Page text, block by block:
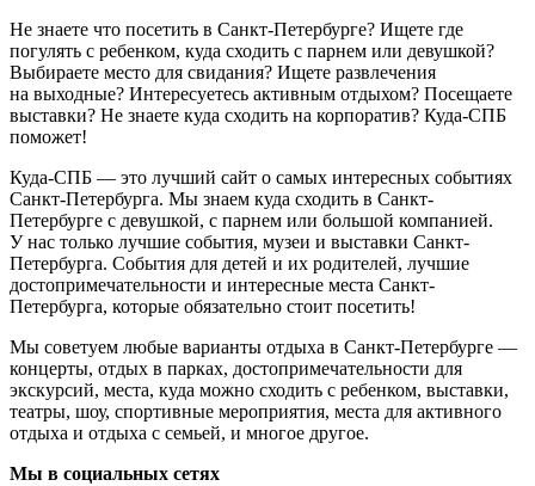
Не знаете что посетить в Санкт-Петербурге? Ищете где
погулять с ребенком, куда сходить с парнем или девушкой?
Выбираете место для свидания? Ищете развлечения
на выходные? Интересуетесь активным отдыхом? Посещаете
выставки? Не знаете куда сходить на корпоратив? Куда-СПБ
поможет!
Куда-СПБ — это лучший сайт о самых интересных событиях
Санкт-Петербурга. Мы знаем куда сходить в Санкт-
Петербурге с девушкой, с парнем или большой компанией.
У нас только лучшие события, музеи и выставки Санкт-
Петербурга. События для детей и их родителей, лучшие
достопримечательности и интересные места Санкт-
Петербурга, которые обязательно стоит посетить!
Мы советуем любые варианты отдыха в Санкт-Петербурге —
концерты, отдых в парках, достопримечательности для
экскурсий, места, куда можно сходить с ребенком, выставки,
театры, шоу, спортивные мероприятия, места для активного
отдыха и отдыха с семьей, и многое другое.
Мы в социальных сетях